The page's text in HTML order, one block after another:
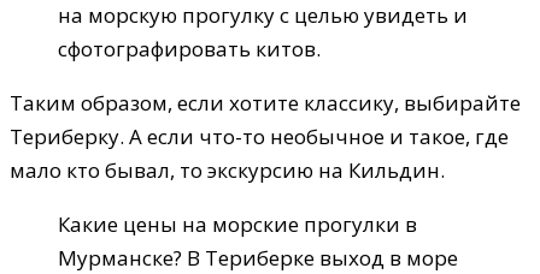
на морскую прогулку с целью увидеть и
сфотографировать китов.
Таким образом, если хотите классику, выбирайте
Териберку. А если что-то необычное и такое, где
мало кто бывал, то экскурсию на Кильдин.
Какие цены на морские прогулки в
Мурманске? В Териберке выход в море